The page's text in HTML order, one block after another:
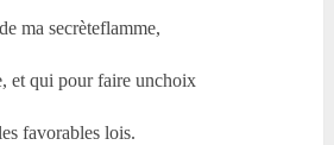
ma secrèteflamme,
et qui pour faire unchoix
favorables lois.